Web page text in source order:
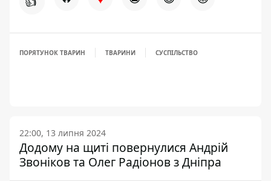
ПОРЯТУНОК ТВАРИН ТВАРИНИ СУСПІЛЬСТВО
22:00, 13 липня 2024
Додому на щиті повернулися Андрій
Звоніков та Олег Радіонов з Дніпра